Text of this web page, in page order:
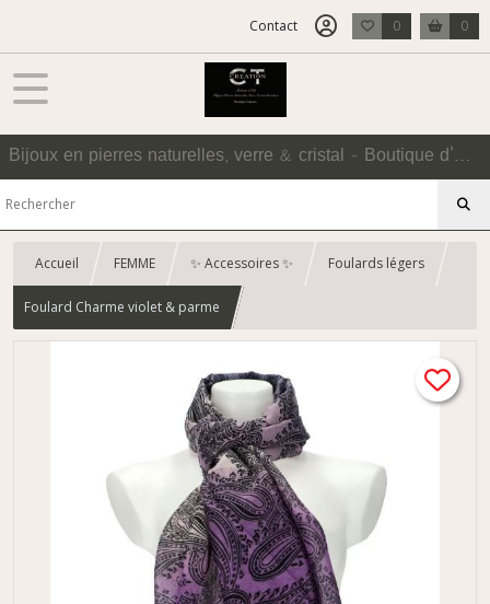
Contact 0 0
Bijoux en pierres naturelles, verre & cristal - Boutique d'Accessoires
Accueil FEMME ✨ Accessoires ✨ Foulards légers
Foulard Charme violet & parme